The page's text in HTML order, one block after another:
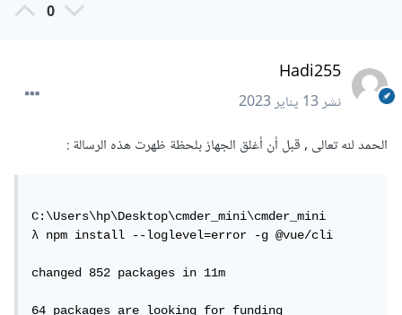
0
Hadi255
نشر13 يناير 2023
الحمد لله تعالى , قبل أن أغلق الجهاز بلحظة ظهرت هذه الرسالة
C:\Users\hp\Desktop\cmder_mini\cmder_mini
λ npm install --loglevel=error -g @vue/cli
changed 852 packages in 11m
64 packages are looking for funding